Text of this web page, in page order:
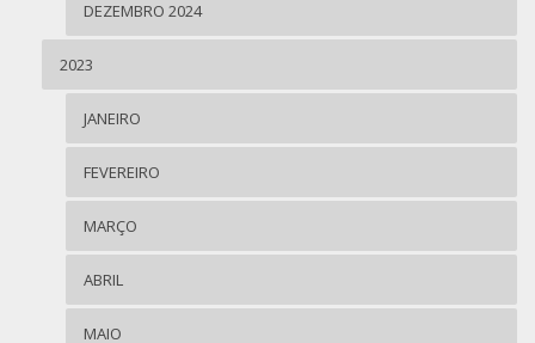
DEZEMBRO 2024
2023
JANEIRO
FEVEREIRO
MARÇO
ABRIL
MAIO